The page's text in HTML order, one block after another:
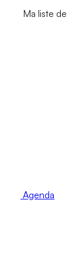
Ma liste de
Agenda